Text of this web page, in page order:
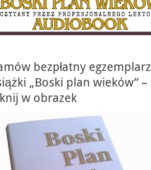
bezpłatny egzemplarz
„Boski plan wieków” –
w obrazek